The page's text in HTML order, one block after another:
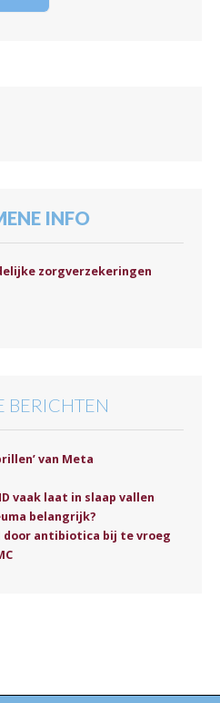
INFO
zorgverzekeringen
BERICHTEN
van Meta
vaak laat in slaap vallen
belangrijk?
antibiotica bij te vroeg